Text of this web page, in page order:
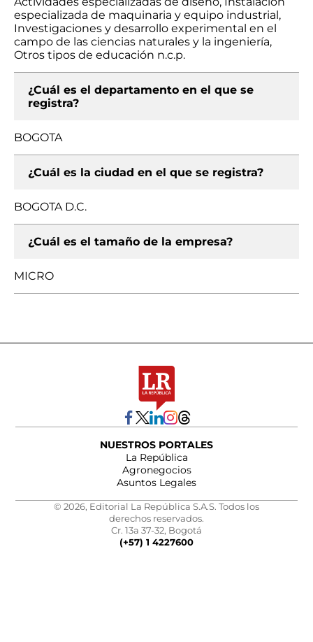
especializada de maquinaria y equipo industrial,
Investigaciones y desarrollo experimental en el
campo de las ciencias naturales y la ingeniería,
Otros tipos de educación n.c.p.
¿Cuál es el departamento en el que se
registra?
BOGOTA
¿Cuál es la ciudad en el que se registra?
BOGOTA D.C.
¿Cuál es el tamaño de la empresa?
MICRO
NUESTROS PORTALES
La República
Agronegocios
Asuntos Legales
© 2026, Editorial La República S.A.S. Todos los
derechos reservados.
Cr. 13a 37-32, Bogotá
(+57) 1 4227600